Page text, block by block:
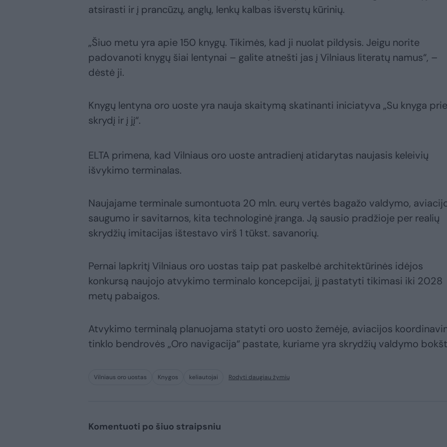
atsirasti ir į prancūzų, anglų, lenkų kalbas išverstų kūrinių.
„Šiuo metu yra apie 150 knygų. Tikimės, kad ji nuolat pildysis. Jeigu norite
padovanoti knygų šiai lentynai – galite atnešti jas į Vilniaus literatų namus“, –
dėstė ji.
Knygų lentyna oro uoste yra nauja skaitymą skatinanti iniciatyva „Su knyga
skrydį ir į jį“.
ELTA primena, kad Vilniaus oro uoste antradienį atidarytas naujasis keleivių
išvykimo terminalas.
Naujajame terminale sumontuota 20 mln. eurų vertės bagažo valdymo,
saugumo ir savitarnos, kita technologinė įranga. Ją sausio pradžioje per realių
skrydžių imitacijas ištestavo virš 1 tūkst. savanorių.
Pernai lapkritį Vilniaus oro uostas taip pat paskelbė architektūrinės idėjos
konkursą naujojo atvykimo terminalo koncepcijai, jį pastatyti tikimasi iki 2028
metų pabaigos.
Atvykimo terminalą planuojama statyti oro uosto žemėje, aviacijos
tinklo bendrovės „Oro navigacija“ pastate, kuriame yra skrydžių valdymo
Vilniaus oro uostas Knygos keliautojai Rodyti daugiau žymių
Komentuoti po šiuo straipsniu